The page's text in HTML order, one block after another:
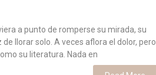
a punto de romperse su mirada, su
llorar solo. A veces aflora el dolor, pero
su literatura. Nada en